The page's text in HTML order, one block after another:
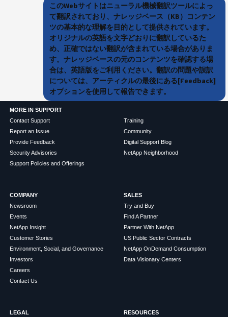
このWebサイトはニューラル機械翻訳ツールによっ
て翻訳されており、ナレッジベース（KB）コンテン
ツの基本的な理解を目的として提供されています。
オリジナルの英語を文字どおりに翻訳しているた
め、正確ではない翻訳が含まれている場合がありま
す。ナレッジベースの元のコンテンツを確認する場
合は、英語版をご利用ください。翻訳の問題や誤訳
については、アーティクルの最後にある[Feedback]
オプションを使用して報告できます。
MORE IN SUPPORT
Contact Support
Report an Issue
Provide Feedback
Security Advisories
Support Policies and Offerings
Training
Community
Digital Support Blog
NetApp Neighborhood
COMPANY
Newsroom
Events
NetApp Insight
Customer Stories
Environment, Social, and Governance
Investors
Careers
Contact Us
SALES
Try and Buy
Find A Partner
Partner With NetApp
US Public Sector Contracts
NetApp OnDemand Consumption
Data Visionary Centers
LEGAL RESOURCES